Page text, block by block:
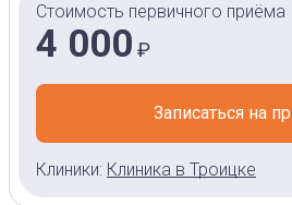
Стоимость первичного приёма
4 000 ₽
Записаться на
Клиники: Клиника в Троицке